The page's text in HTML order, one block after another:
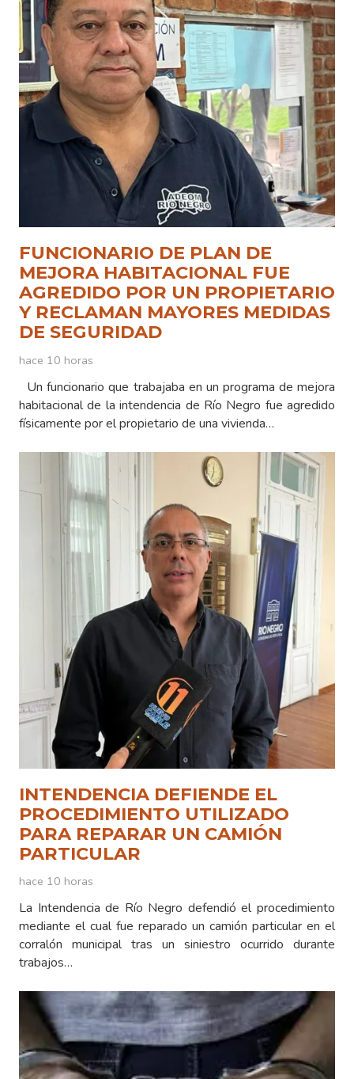
FUNCIONARIO DE PLAN DE
MEJORA HABITACIONAL FUE
AGREDIDO POR UN PROPIETARIO
Y RECLAMAN MAYORES MEDIDAS
DE SEGURIDAD
hace 10 horas
Un funcionario que trabajaba en un programa de mejora
habitacional de la intendencia de Río Negro fue agredido
físicamente por el propietario de una vivienda…
INTENDENCIA DEFIENDE EL
PROCEDIMIENTO UTILIZADO
PARA REPARAR UN CAMIÓN
PARTICULAR
hace 10 horas
La Intendencia de Río Negro defendió el procedimiento
mediante el cual fue reparado un camión particular en el
corralón municipal tras un siniestro ocurrido durante
trabajos…